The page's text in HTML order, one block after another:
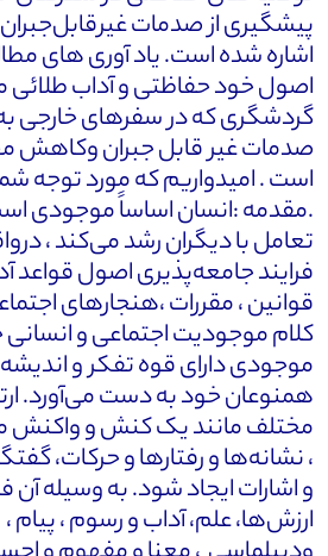
پیشگیری از صدمات
اشاره شده است. یاد آوری های
اصول خود حفاظتی و آداب طلائی
گردشگری که در سفرهای خارجی
صدمات غیر قابل جبران وکاهش
است . امیدواریم که مورد توجه شما
.مقدمه :انسان اساساً موجودی
تعامل با دیگران رشد می‌کند ،
فرایند جامعه‌پذیری اصول
قوانین ، مقررات ،هنجارهای
کلام موجودیت اجتماعی و
موجودی دارای قوه تفکر و اندیشه
همنوعان خود به دست می‌آورد.
مختلف مانند یک کنش و واکنش
، نشانه‌ها و رفتارها و حرکات،
و اشارات ایجاد شود. به وسیله
ارزش‌ها، علم، آداب و رسوم ،